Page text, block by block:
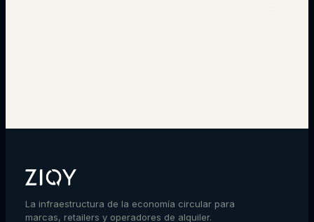
La infraestructura de la economía circular para
marcas, retailers y operadores de alquiler.